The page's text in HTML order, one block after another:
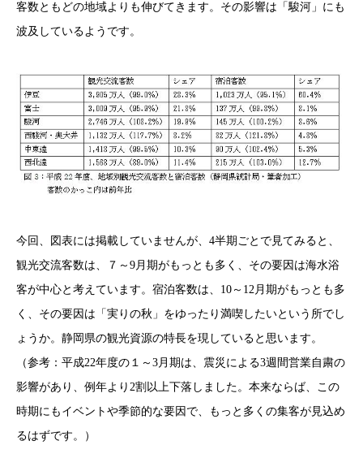
客数ともどの地域よりも伸びてきます。その影響は「駿河」にも
波及しているようです。
今回、図表には掲載していませんが、4半期ごとで見てみると、
観光交流客数は、７～9月期がもっとも多く、その要因は海水浴
客が中心と考えています。宿泊客数は、10～12月期がもっとも多
く、その要因は「実りの秋」をゆったり満喫したいという所でし
ょうか。静岡県の観光資源の特長を現していると思います。
（参考：平成22年度の１～3月期は、震災による3週間営業自粛の
影響があり、例年より2割以上下落しました。本来ならば、この
時期にもイベントや季節的な要因で、もっと多くの集客が見込め
るはずです。）